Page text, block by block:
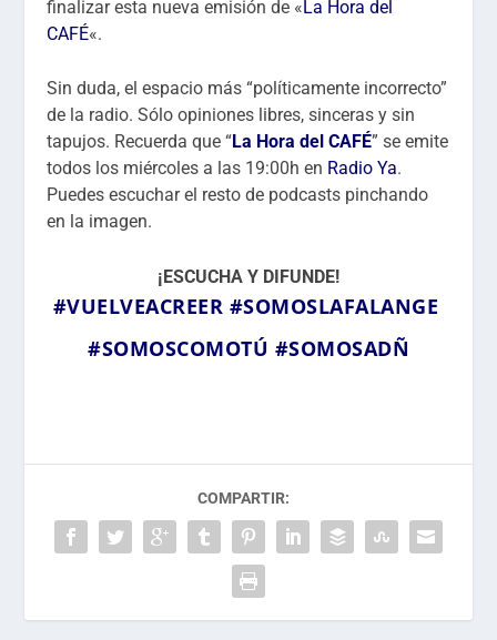
finalizar esta nueva emisión de «La Hora del
CAFÉ«.
Sin duda, el espacio más “políticamente incorrecto”
de la radio. Sólo opiniones libres, sinceras y sin
tapujos. Recuerda que “La Hora del CAFÉ” se emite
todos los miércoles a las 19:00h en Radio Ya.
Puedes escuchar el resto de podcasts pinchando
en la imagen.
¡ESCUCHA Y DIFUNDE!
#VUELVEACREER #SOMOSLAFALANGE
#SOMOSCOMOTÚ #SOMOSADÑ
COMPARTIR: